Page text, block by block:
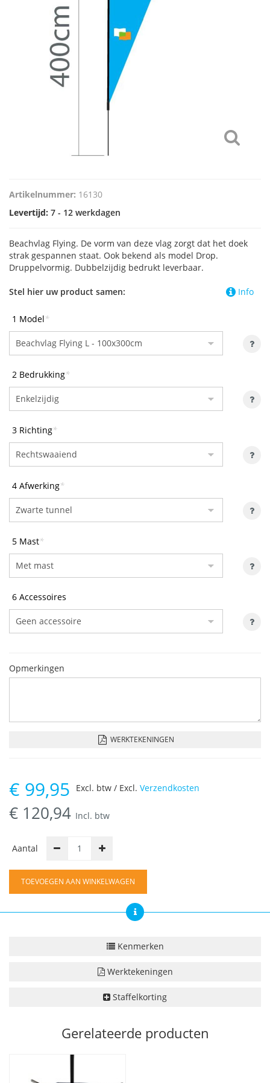
Artikelnummer: 16130
Levertijd: 7 - 12 werkdagen
Beachvlag Flying. De vorm van deze vlag zorgt dat het doek
strak gespannen staat. Ook bekend als model Drop.
Druppelvormig. Dubbelzijdig bedrukt leverbaar.
Info
Stel hier uw product samen:
1 Model*
2 Bedrukking*
3 Richting*
4 Afwerking*
5 Mast*
6 Accessoires
Opmerkingen
WERKTEKENINGEN
€ 99,95
€ 120,94 Incl. btw
Excl. btw / Excl. Verzendkosten
Aantal
TOEVOEGEN AAN WINKELWAGEN
Kenmerken
Werktekeningen
Staffelkorting
Gerelateerde producten